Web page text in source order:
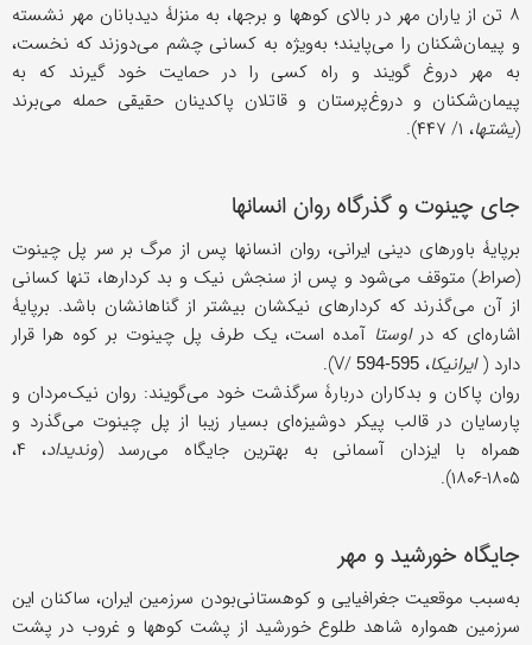
۸ تن از یاران مهر در بالای کوهها و برجها، به منزلۀ دیدبانان مهر نشسته
و پیمان‌شکنان را می‌پایند؛ به‌ویژه به کسانی چشم می‌دوزند که نخست،
به مهر دروغ گویند و راه کسی را در حمایت خود گیرند که به
پیمان‌شکنان و دروغ‌پرستان و قاتلان پاکدینان حقیقی حمله می‌برند
(یشتها، ۱/ ۴۴۷).
جای چینوت و گذرگاه روان انسانها
برپایۀ باورهای دینی ایرانی، روان انسانها پس از مرگ بر سر پل چینوت
(صراط) متوقف می‌شود و پس از سنجش نیک و بد کردارها، تنها کسانی
از آن می‌گذرند که کردارهای نیکشان بیشتر از گناهانشان باشد. برپایۀ
اشاره‌ای که دراوستا آمده است، یک طرف پل چینوت بر کوه هرا قرار
دارد (ایرانیکا، V/ 594-595
).
روان پاکان و بدکاران دربارۀ سرگذشت خود می‌گویند: روان نیک‌مردان و
پارسایان در قالب پیکر دوشیزه‌ای بسیار زیبا از پل چینوت می‌گذرد و
همراه با ایزدان آسمانی به بهترین جایگاه می‌رسد (وندیداد
، ۴،
۱۸۰۵-۱۸۰۶).
جایگاه خورشید و مهر
به‌سبب موقعیت جغرافیایی و کوهستانی‌بودن سرزمین ایران، ساکنان این
سرزمین همواره شاهد طلوع خورشید از پشت کوهها و غروب در پشت